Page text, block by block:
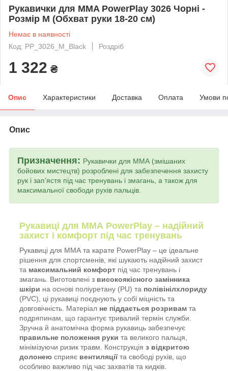
Рукавички для MMA PowerPlay 3026 Чорні -
Розмір M (Обхват руки 18-20 см)
Немає в наявності
Код: PP_3026_M_Black
Роздріб
1 322 ₴
Опис Характеристики Доставка Оплата Умови
Опис
Призначення: Рукавички для ММА (змішаних
бойових мистецтв) розроблені для забезпечення захисту
рук і зап’ястя під час тренувань і змагань, а також для
максимальної свободи рухів пальців.
Рукавиці для ММА PowerPlay – надійний
захист і комфорт під час тренувань
Рукавиці для ММА та карате PowerPlay – це ідеальне
рішення для спортсменів, які шукають надійний захист
та максимальний комфорт під час тренувань і
змагань. Виготовлені з високоякісного замінника
шкіри на основі поліуретану (PU) та полівінілхлориду
(PVC), ці рукавиці поєднують у собі міцність та
довговічність. Матеріал не піддається розривам та
подряпинам, що гарантує тривалий термін служби.
Зручна й анатомічна форма рукавиць забезпечує
правильне положення руки та великого пальця,
мінімізуючи ризик травм. Конструкція з відкритою
долонею сприяє вентиляціїта свободі рухів, що
особливо важливо під час захватів та кидків.